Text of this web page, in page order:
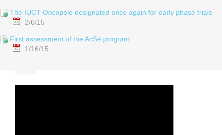
The IUCT Oncopole designated once again for early phase trials
2/6/15
First assessment of the AcSé program
1/16/15